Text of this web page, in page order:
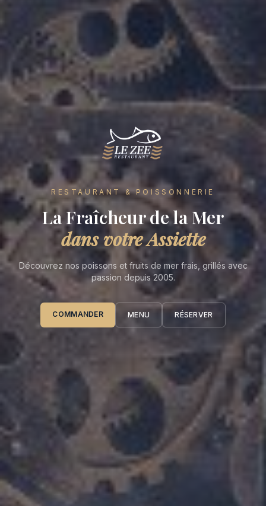
RESTAURANT & POISSONNERIE
La Fraîcheur de la Mer
dans votre Assiette
Découvrez nos poissons et fruits de mer frais, grillés avec
passion depuis 2005.
COMMANDER MENU RÉSERVER